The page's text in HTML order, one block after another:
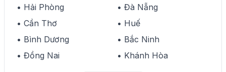
• Hải Phòng
• Đà Nẵng
• Cần Thơ
• Huế
• Bình Dương
• Bắc Ninh
• Đồng Nai
• Khánh Hòa